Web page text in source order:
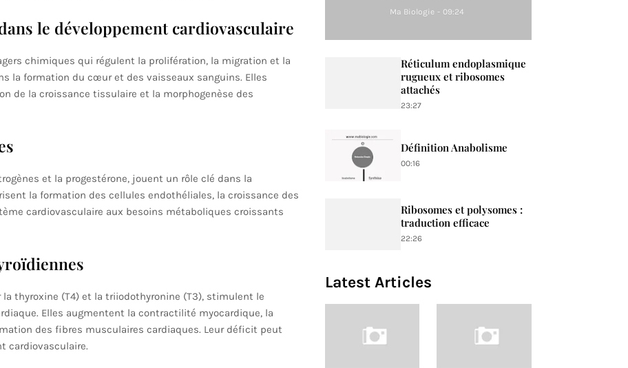
le développement cardiovasculaire
chimiques qui régulent la prolifération, la migration et la
la formation du cœur et des vaisseaux sanguins. Elles
de la croissance tissulaire et la morphogenèse des
et la progestérone, jouent un rôle clé dans la
la formation des cellules endothéliales, la croissance des
cardiovasculaire aux besoins métaboliques croissants
thyroxine (T4) et la triiodothyronine (T3), stimulent le
Elles augmentent la contractilité myocardique, la
des fibres musculaires cardiaques. Leur déficit peut
cardiovasculaire.
Ma Biologie - 09:24
Réticulum endoplasmique
rugueux et ribosomes
attachés
23:27
Définition Anabolisme
00:16
Ribosomes et polysomes :
traduction efficace
22:26
Latest Articles